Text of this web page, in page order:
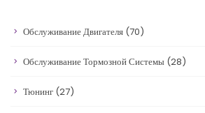
Обслуживание Двигателя (70)
Обслуживание Тормозной Системы (28)
Тюнинг (27)